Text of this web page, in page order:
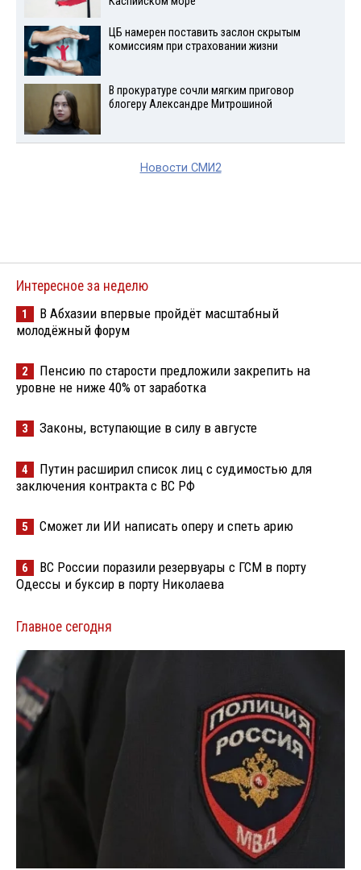
ЦБ намерен поставить заслон скрытым
комиссиям при страховании жизни
В прокуратуре сочли мягким приговор
блогеру Александре Митрошиной
Новости СМИ2
Интересное за неделю
1
В Абхазии впервые пройдёт масштабный
молодёжный форум
2
Пенсию по старости предложили закрепить на
уровне не ниже 40% от заработка
3 Законы, вступающие в силу в августе
4
Путин расширил список лиц с судимостью для
заключения контракта с ВС РФ
5 Сможет ли ИИ написать оперу и спеть арию
6
ВС России поразили резервуары с ГСМ в порту
Одессы и буксир в порту Николаева
Главное сегодня